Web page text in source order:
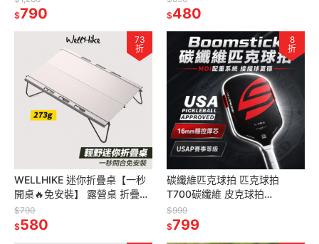
運動背包 旅行背包
$790
氣機 迷你打氣機
$480
73
折
WELLHIKE 迷你折疊桌【一秒
開桌🔥免安裝】 露營桌 折疊桌
露營小桌 登山桌 折疊露營桌 小
折疊桌
$790
$580
8
折
碳纖維匹克球拍 匹克球拍
T700碳纖維 皮克球拍
pickleball 碳纖球拍 匹克球
$999
$799